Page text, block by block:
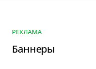
РЕКЛАМА
Баннеры